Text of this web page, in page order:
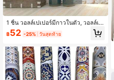
1 ชิ้น วอลล์เปเปอร์มีกาวในตัว, วอลล์เป
เปอร์ตกแต่งลายอิฐและลายไม้, วอลล์เป
เปอร์พื้นหลังย้อนยุค, เหมาะสำหรับห้อง
ศษ, มีกาวในตัว, วอลล์เปเปอร์กันน้ำสำ
หรับห้องน้ำและห้องครัว
฿52 -25% วันสุดท้าย